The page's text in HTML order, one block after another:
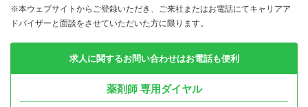
※本ウェブサイトからご登録いただき、ご来社またはお電話にてキャリアア
ドバイザーと面談をさせていただいた方に限ります。
求人に関するお問い合わせはお電話も便利
薬剤師 専用ダイヤル